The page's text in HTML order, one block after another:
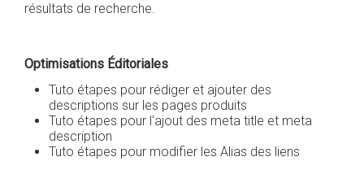
résultats de recherche.
Optimisations Éditoriales
Tuto étapes pour rédiger et ajouter des
descriptions sur les pages produits
Tuto étapes pour l'ajout des meta title et meta
description
Tuto étapes pour modifier les Alias des liens